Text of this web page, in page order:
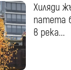
Хиляди
патета
в река...